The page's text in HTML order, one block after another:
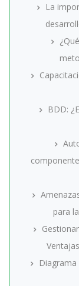
La
BDD:
para